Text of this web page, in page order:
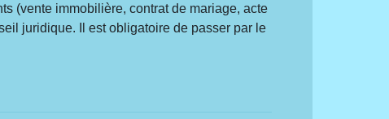
(vente immobilière, contrat de mariage, acte
juridique. Il est obligatoire de passer par le